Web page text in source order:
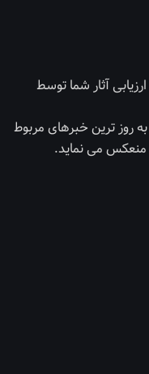
آثار شما توسط
ترین خبرهای مربوط
منعکس می نماید.